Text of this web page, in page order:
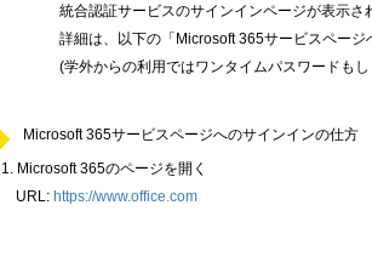
統合認証サービスのサインインページが表示され
詳細は、以下の「Microsoft 365サービスページへ
(学外からの利用ではワンタイムパスワードもし
Microsoft 365サービスページへのサインインの仕方
1. Microsoft 365のページを開く
URL: https://www.office.com